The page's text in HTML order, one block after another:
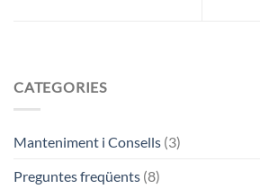
CATEGORIES
Manteniment i Consells (3)
Preguntes freqüents (8)